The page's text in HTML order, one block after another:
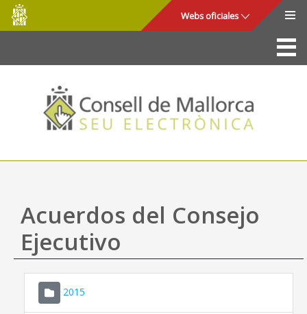
Saltar al contenido principal
Consell
de
Mallorca
Webs oficiales
La Sede
Consejo de Mallorca
Acceso y seguridad
Utilidades
Mapa web
Ayuda
Acuerdos del Consejo
Ejecutivo
2015